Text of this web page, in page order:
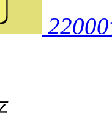
22000